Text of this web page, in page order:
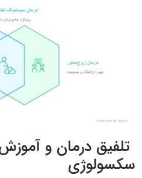
تلفیق درمان و
سکسولوژی